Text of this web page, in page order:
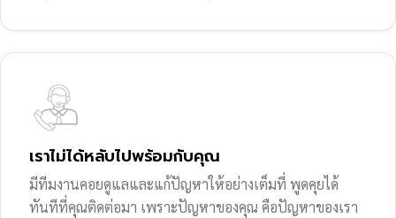
เราไม่ได้หลับไปพร้อมกับคุณ
มีทีมงานคอยดูแลและแก้ปัญหาให้อย่างเต็มที่ พูดคุยได้
ทันทีที่คุณติดต่อมา เพราะปัญหาของคุณ คือปัญหาของเรา